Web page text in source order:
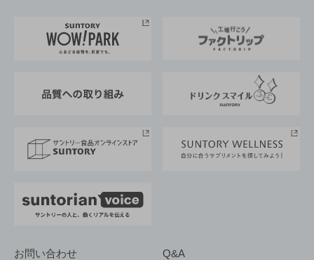
地域情報
サントリーサンバーズ大阪
サントリーが考えるサステナビリティ経営
企業概要
採用情報
お問い合わせ Q&A